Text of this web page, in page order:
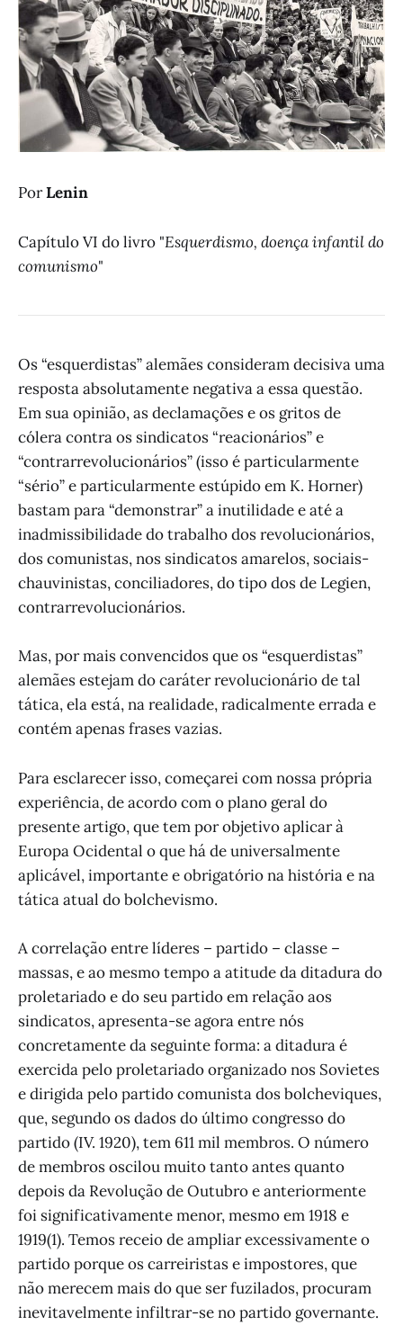
PorLenin
Capítulo VI do livro "Esquerdismo, doença infantil do
comunismo"
Os “esquerdistas” alemães consideram decisiva uma
resposta absolutamente negativa a essa questão.
Em sua opinião, as declamações e os gritos de
cólera contra os sindicatos “reacionários” e
“contrarrevolucionários” (isso é particularmente
“sério” e particularmente estúpido em K. Horner)
bastam para “demonstrar” a inutilidade e até a
inadmissibilidade do trabalho dos revolucionários,
dos comunistas, nos sindicatos amarelos, sociais-
chauvinistas, conciliadores, do tipo dos de Legien,
contrarrevolucionários.
Mas, por mais convencidos que os “esquerdistas”
alemães estejam do caráter revolucionário de tal
tática, ela está, na realidade, radicalmente errada e
contém apenas frases vazias.
Para esclarecer isso, começarei com nossa própria
experiência, de acordo com o plano geral do
presente artigo, que tem por objetivo aplicar à
Europa Ocidental o que há de universalmente
aplicável, importante e obrigatório na história e na
tática atual do bolchevismo.
A correlação entre líderes – partido – classe –
massas, e ao mesmo tempo a atitude da ditadura do
proletariado e do seu partido em relação aos
sindicatos, apresenta-se agora entre nós
concretamente da seguinte forma: a ditadura é
exercida pelo proletariado organizado nos Sovietes
e dirigida pelo partido comunista dos bolcheviques,
que, segundo os dados do último congresso do
partido (IV. 1920), tem 611 mil membros. O número
de membros oscilou muito tanto antes quanto
depois da Revolução de Outubro e anteriormente
foi significativamente menor, mesmo em 1918 e
1919(1). Temos receio de ampliar excessivamente o
partido porque os carreiristas e impostores, que
não merecem mais do que ser fuzilados, procuram
inevitavelmente infiltrar-se no partido governante.